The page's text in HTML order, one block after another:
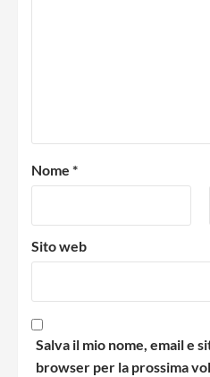
Nome *
Sito web
Salva il mio nome, email e
browser per la prossima